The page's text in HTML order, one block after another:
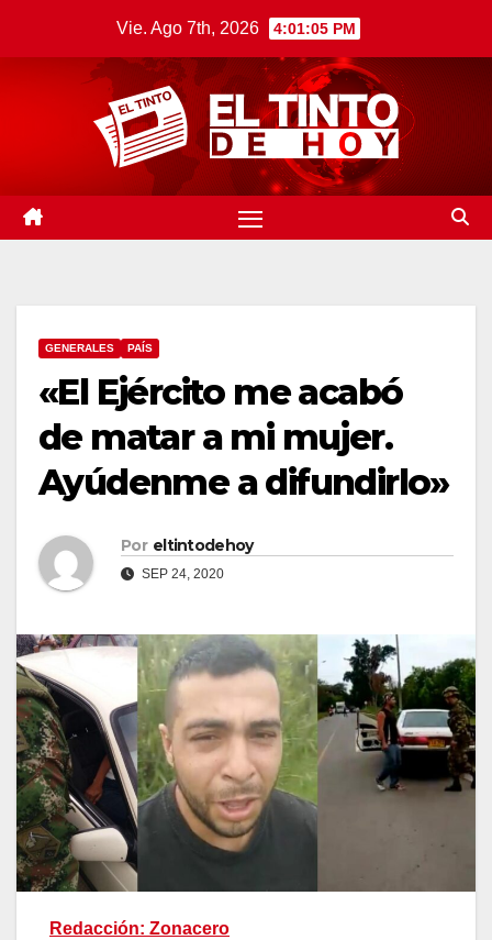
Vie. Ago 7th, 2026 4:01:06 PM
GENERALES PAÍS
«El Ejército me acabó
de matar a mi mujer.
Ayúdenme a difundirlo»
Por eltintodehoy
SEP 24, 2020
Redacción: Zonacero